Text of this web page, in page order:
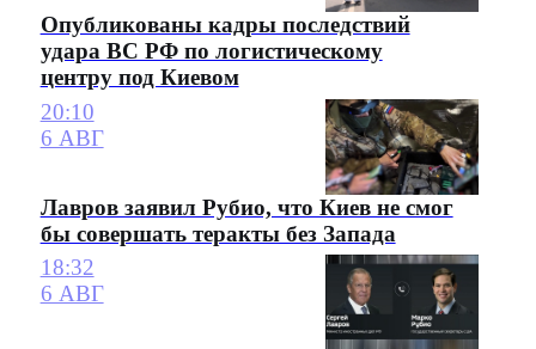
Опубликованы кадры последствий
удара ВС РФ по логистическому
центру под Киевом
20:10
6 АВГ
Лавров заявил Рубио, что Киев не смог
бы совершать теракты без Запада
18:32
6 АВГ